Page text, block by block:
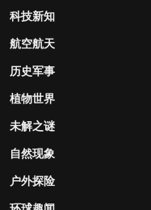
科技新知
航空航天
历史军事
植物世界
未解之谜
自然现象
户外探险